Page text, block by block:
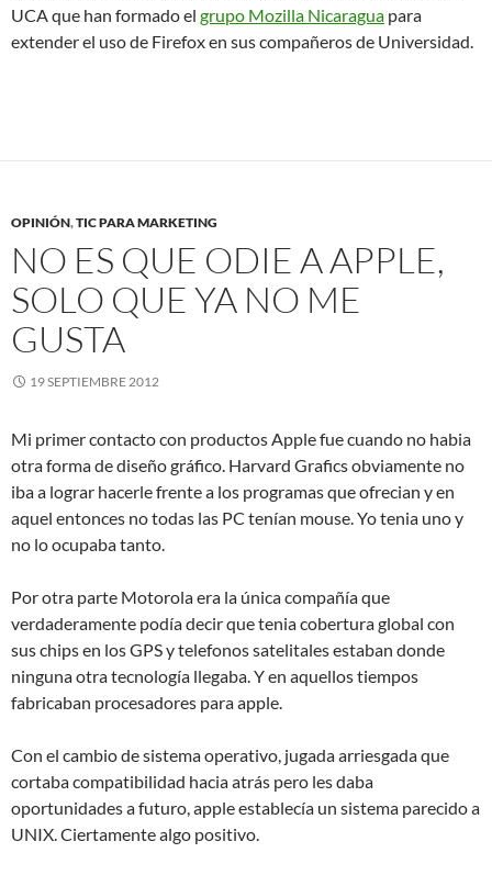
UCA que han formado el grupo Mozilla Nicaragua para
extender el uso de Firefox en sus compañeros de Universidad.
OPINIÓN,TIC PARA MARKETING
NO ES QUE ODIE A APPLE,
SOLO QUE YA NO ME
GUSTA
19 SEPTIEMBRE 2012
Mi primer contacto con productos Apple fue cuando no habia
otra forma de diseño gráfico. Harvard Grafics obviamente no
iba a lograr hacerle frente a los programas que ofrecian y en
aquel entonces no todas las PC tenían mouse. Yo tenia uno y
no lo ocupaba tanto.
Por otra parte Motorola era la única compañía que
verdaderamente podía decir que tenia cobertura global con
sus chips en los GPS y telefonos satelitales estaban donde
ninguna otra tecnología llegaba. Y en aquellos tiempos
fabricaban procesadores para apple.
Con el cambio de sistema operativo, jugada arriesgada que
cortaba compatibilidad hacia atrás pero les daba
oportunidades a futuro, apple establecía un sistema parecido a
UNIX. Ciertamente algo positivo.